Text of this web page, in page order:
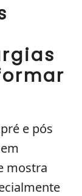
e pós
mostra